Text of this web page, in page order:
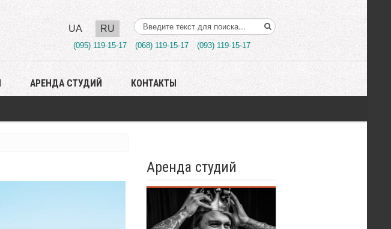
UA RU Поиск..
(095) 119-15-17 (068) 119-15-17 (093) 119-15-17
АРЕНДА СТУДИЙ КОНТАКТЫ
Аренда студий